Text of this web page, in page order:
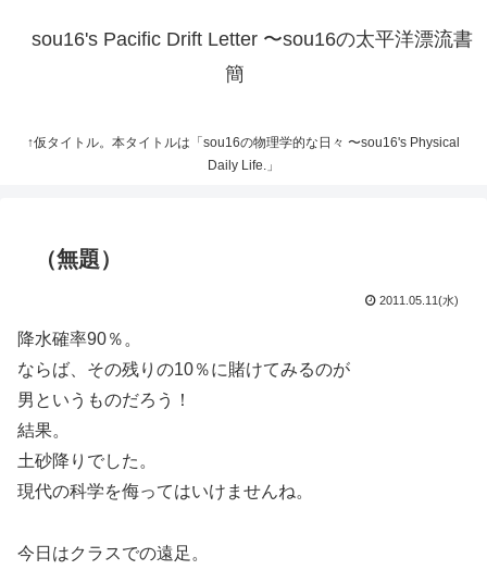
sou16's Pacific Drift Letter 〜sou16の太平洋漂流書
簡
↑仮タイトル。本タイトルは「sou16の物理学的な日々 〜sou16's Physical
Daily Life.」
（無題）
2011.05.11(水)
降水確率90％。
ならば、その残りの10％に賭けてみるのが
男というものだろう！
結果。
土砂降りでした。
現代の科学を侮ってはいけませんね。
今日はクラスでの遠足。